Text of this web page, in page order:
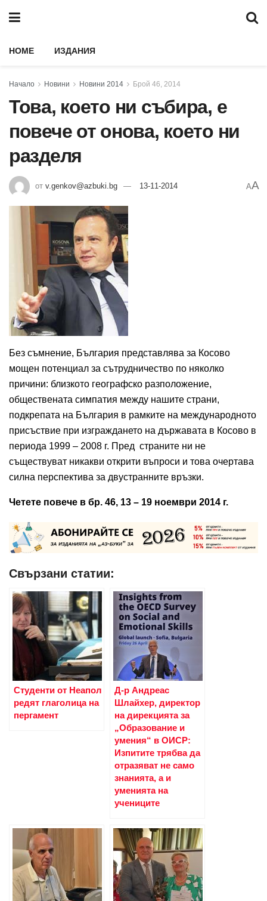
HOME ИЗДАНИЯ
Начало Новини Новини 2014 Брой 46, 2014
Това, което ни събира, е
повече от онова, което ни
разделя
от v.genkov@azbuki.bg 13-11-2014 AA
Без съмнение, България представлява за Косово
мощен потенциал за сътрудничество по няколко
причини: близкото географско разположение,
обществената симпатия между нашите страни,
подкрепата на България в рамките на международното
присъствие при изграждането на държавата в Косово в
периода 1999 – 2008 г. Пред страните ни не
съществуват никакви открити въпроси и това очертава
силна перспектива за двустранните връзки.
Четете повече в бр. 46, 13 – 19 ноември 2014 г.
Свързани статии:
Студенти от Неапол
редят глаголица на
пергамент
Д-р Андреас
Шлайхер, директор
на дирекцията за
„Образование и
умения“ в ОИСР:
Изпитите трябва да
отразяват не само
знанията, а и
уменията на
учениците